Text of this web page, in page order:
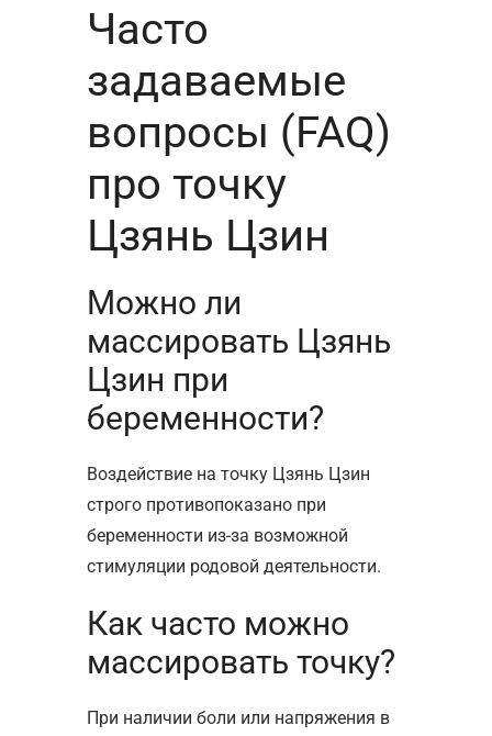
Часто
задаваемые
вопросы (FAQ)
про точку
Цзянь Цзин
Можно ли
массировать Цзянь
Цзин при
беременности?
Воздействие на точку Цзянь Цзин
строго противопоказано при
беременности из-за возможной
стимуляции родовой деятельности.
Как часто можно
массировать точку?
При наличии боли или напряжения в